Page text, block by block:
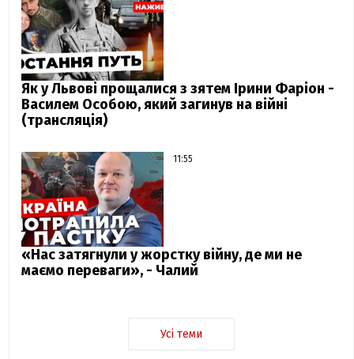
Як у Львові прощалися з зятем Ірини Фаріон -
Василем Особою, який загинув на війні
(трансляція)
11:55
«Нас затягнули у жорстку війну, де ми не
маємо переваги», - Чалий
Усі теми